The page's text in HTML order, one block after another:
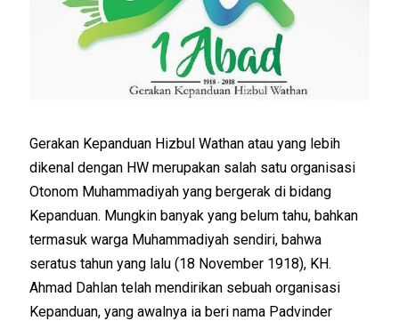
Gerakan Kepanduan Hizbul Wathan atau yang lebih
dikenal dengan HW merupakan salah satu organisasi
Otonom Muhammadiyah yang bergerak di bidang
Kepanduan. Mungkin banyak yang belum tahu, bahkan
termasuk warga Muhammadiyah sendiri, bahwa
seratus tahun yang lalu (18 November 1918), KH.
Ahmad Dahlan telah mendirikan sebuah organisasi
Kepanduan, yang awalnya ia beri nama Padvinder